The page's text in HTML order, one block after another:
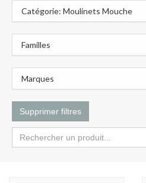
Catégorie: Moulinets Mouche
Familles
Marques
Supprimer filtres